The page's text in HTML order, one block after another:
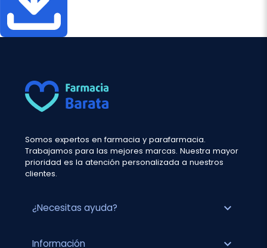
Somos expertos en farmacia y parafarmacia.
Trabajamos para las mejores marcas. Nuestra mayor
prioridad es la atención personalizada a nuestros
clientes.
¿Necesitas ayuda? expand_more
Información expand_more